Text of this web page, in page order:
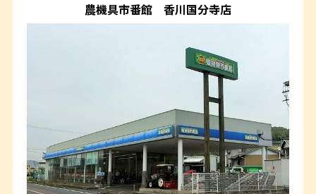
農機具市番館 香川国分寺店